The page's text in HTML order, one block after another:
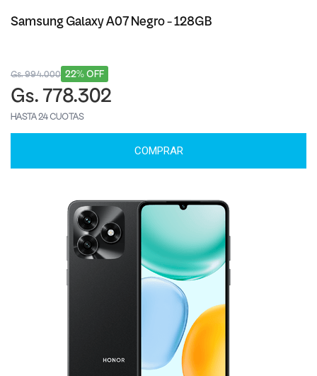
Samsung Galaxy A07 Negro - 128GB
22% OFF
Gs. 994.000
Gs. 778.302
HASTA 24 CUOTAS
COMPRAR